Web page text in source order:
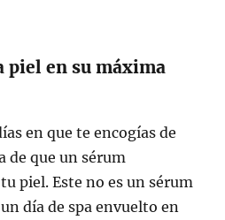
piel en su máxima
en que te encogías de
de que un sérum
piel. Este no es un sérum
día de spa envuelto en